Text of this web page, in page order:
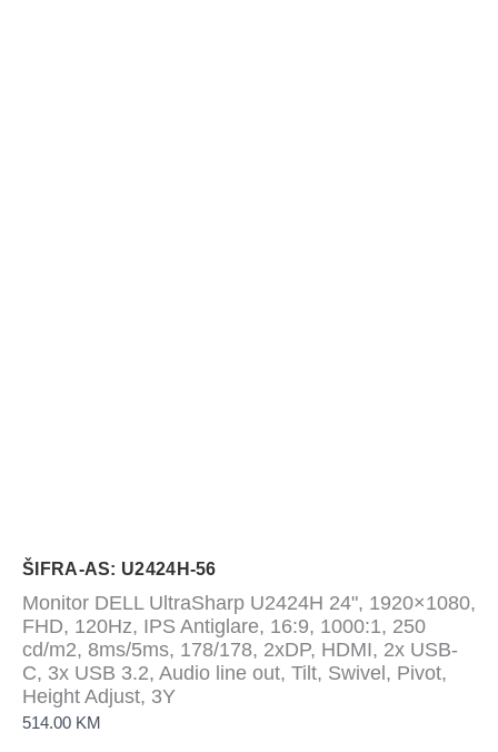
ŠIFRA-AS: U2424H-56
Monitor DELL UltraSharp U2424H 24", 1920×1080,
FHD, 120Hz, IPS Antiglare, 16:9, 1000:1, 250
cd/m2, 8ms/5ms, 178/178, 2xDP, HDMI, 2x USB-
C, 3x USB 3.2, Audio line out, Tilt, Swivel, Pivot,
Height Adjust, 3Y
514.00 KM